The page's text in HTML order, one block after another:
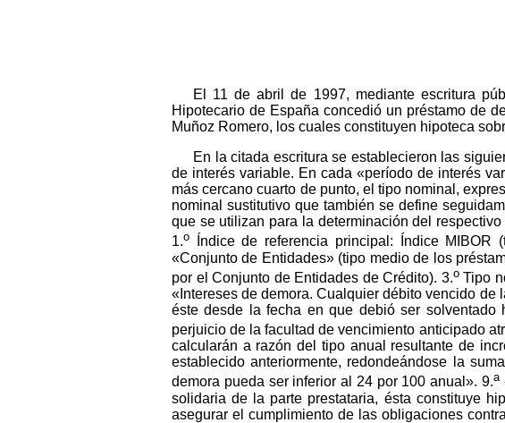
El 11 de abril de 1997, mediante escritura
Hipotecario de España concedió un préstamo de
Muñoz Romero, los cuales constituyen hipoteca
En la citada escritura se establecieron las
de interés variable. En cada «período de interés
más cercano cuarto de punto, el tipo nominal,
nominal sustitutivo que también se define
que se utilizan para la determinación del
1.o Índice de referencia principal: Índice
«Conjunto de Entidades» (tipo medio de los
por el Conjunto de Entidades de Crédito). 3.oTipo
«Intereses de demora. Cualquier débito vencido de
éste desde la fecha en que debió ser
perjuicio de la facultad de vencimiento anticipado
calcularán a razón del tipo anual resultante de
establecido anteriormente, redondeándose la
demora pueda ser inferior al 24 por 100 anual». 9.a
solidaria de la parte prestataria, ésta constituye
asegurar el cumplimiento de las obligaciones